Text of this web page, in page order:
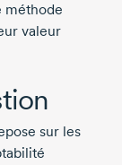
méthode
valeur
sur les